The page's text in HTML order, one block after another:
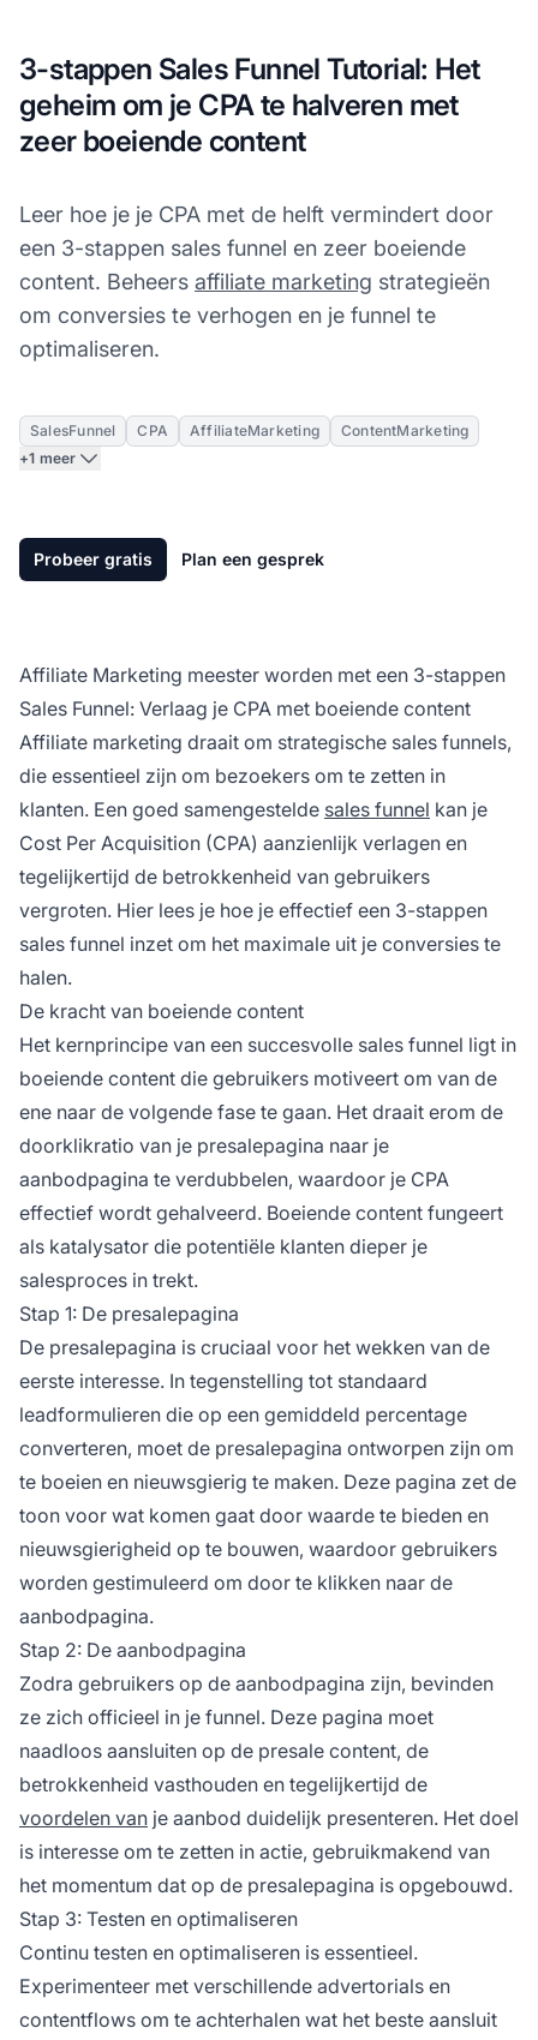
3-stappen Sales Funnel Tutorial: Het
geheim om je CPA te halveren met
zeer boeiende content
Leer hoe je je CPA met de helft vermindert door
een 3-stappen sales funnel en zeer boeiende
content. Beheers affiliate marketing strategieën
om conversies te verhogen en je funnel te
optimaliseren.
SalesFunnel CPA AffiliateMarketing
ContentMarketing
+1 meer
Probeer gratis Plan een gesprek
Affiliate Marketing meester worden met een 3-stappen
Sales Funnel: Verlaag je CPA met boeiende content
Affiliate marketing draait om strategische sales funnels,
die essentieel zijn om bezoekers om te zetten in
klanten. Een goed samengestelde sales funnel kan je
Cost Per Acquisition (CPA) aanzienlijk verlagen en
tegelijkertijd de betrokkenheid van gebruikers
vergroten. Hier lees je hoe je effectief een 3-stappen
sales funnel inzet om het maximale uit je conversies te
halen.
De kracht van boeiende content
Het kernprincipe van een succesvolle sales funnel ligt in
boeiende content die gebruikers motiveert om van de
ene naar de volgende fase te gaan. Het draait erom de
doorklikratio van je presalepagina naar je
aanbodpagina te verdubbelen, waardoor je CPA
effectief wordt gehalveerd. Boeiende content fungeert
als katalysator die potentiële klanten dieper je
salesproces in trekt.
Stap 1: De presalepagina
De presalepagina is cruciaal voor het wekken van de
eerste interesse. In tegenstelling tot standaard
leadformulieren die op een gemiddeld percentage
converteren, moet de presalepagina ontworpen zijn om
te boeien en nieuwsgierig te maken. Deze pagina zet de
toon voor wat komen gaat door waarde te bieden en
nieuwsgierigheid op te bouwen, waardoor gebruikers
worden gestimuleerd om door te klikken naar de
aanbodpagina.
Stap 2: De aanbodpagina
Zodra gebruikers op de aanbodpagina zijn, bevinden
ze zich officieel in je funnel. Deze pagina moet
naadloos aansluiten op de presale content, de
betrokkenheid vasthouden en tegelijkertijd de
voordelen van je aanbod duidelijk presenteren. Het doel
is interesse om te zetten in actie, gebruikmakend van
het momentum dat op de presalepagina is opgebouwd.
Stap 3: Testen en optimaliseren
Continu testen en optimaliseren is essentieel.
Experimenteer met verschillende advertorials en
contentflows om te achterhalen wat het beste aansluit